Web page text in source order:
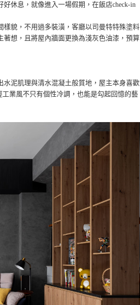
休息，就像進入一場假期，在飯店check-in
貌，不用過多裝潢，客廳以司曼特特殊塗料
想，且將屋內牆面更換為淺灰色油漆，預算
泥肌理與清水混凝土般質地，屋主本身喜歡
業風不只有個性冷調，也能是勾起回憶的藝